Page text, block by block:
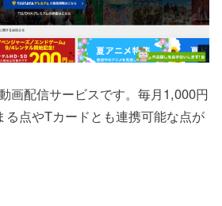
画配信サービスです。毎月1,000円
る点やTカードとも連携可能な点が